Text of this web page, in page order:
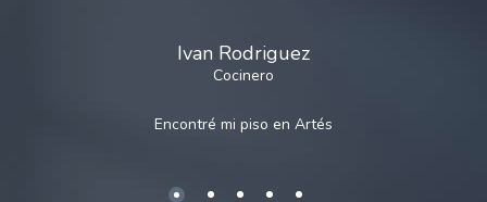
Ivan Rodriguez
Cocinero
Encontré mi piso en Artés